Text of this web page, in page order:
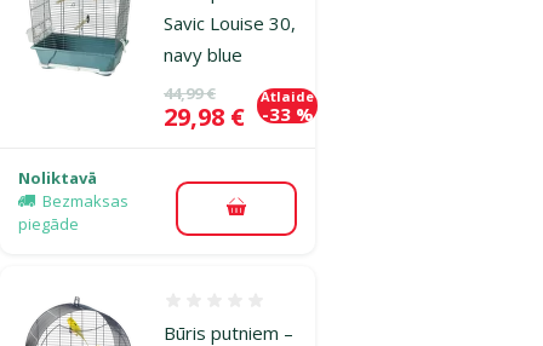
Savic Louise 30,
navy blue
Oriģinālā cena
44,99 €
Cena
29,98 €
Atlaide
-33 %
Noliktavā
Bezmaksas
piegāde
Pievienot grozam
Būris putniem –